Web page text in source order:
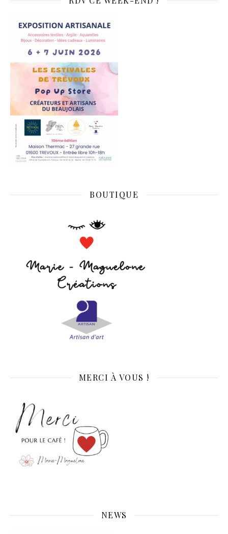
BOUTIQUE
MERCI À VOUS !
NEWS